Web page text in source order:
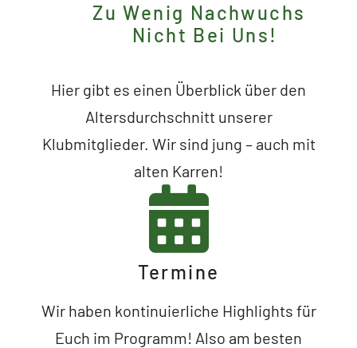
Zu Wenig Nachwuchs
Nicht Bei Uns!
Hier gibt es einen Überblick über den
Altersdurchschnitt unserer
Klubmitglieder. Wir sind jung – auch mit
alten Karren!
Termine
Wir haben kontinuierliche Highlights für
Euch im Programm! Also am besten